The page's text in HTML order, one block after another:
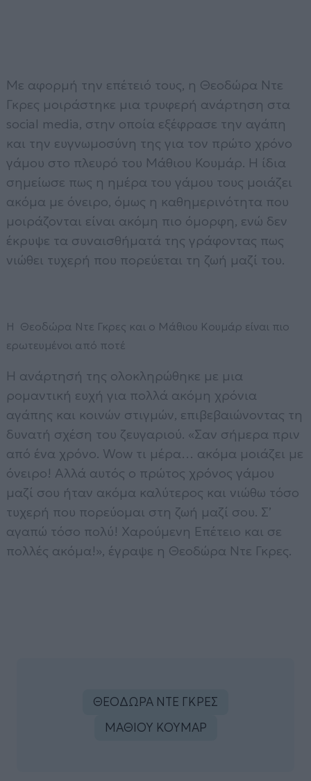
Με αφορμή την επέτειό τους, η Θεοδώρα Ντε
Γκρες μοιράστηκε μια τρυφερή ανάρτηση στα
social media, στην οποία εξέφρασε την αγάπη
και την ευγνωμοσύνη της για τον πρώτο χρόνο
γάμου στο πλευρό του Μάθιου Κουμάρ. Η ίδια
σημείωσε πως η ημέρα του γάμου τους μοιάζει
ακόμα με όνειρο, όμως η καθημερινότητα που
μοιράζονται είναι ακόμη πιο όμορφη, ενώ δεν
έκρυψε τα συναισθήματά της γράφοντας πως
νιώθει τυχερή που πορεύεται τη ζωή μαζί του.
H Θεοδώρα Ντε Γκρες και ο Μάθιου Κουμάρ είναι πιο
ερωτευμένοι από ποτέ
Η ανάρτησή της ολοκληρώθηκε με μια
ρομαντική ευχή για πολλά ακόμη χρόνια
αγάπης και κοινών στιγμών, επιβεβαιώνοντας τη
δυνατή σχέση του ζευγαριού. «Σαν σήμερα πριν
από ένα χρόνο. Wow τι μέρα… ακόμα μοιάζει με
όνειρο! Αλλά αυτός ο πρώτος χρόνος γάμου
μαζί σου ήταν ακόμα καλύτερος και νιώθω τόσο
τυχερή που πορεύομαι στη ζωή μαζί σου. Σ’
αγαπώ τόσο πολύ! Χαρούμενη Επέτειο και σε
πολλές ακόμα!», έγραψε η Θεοδώρα Ντε Γκρες.
ΘΕΟΔΩΡΑ ΝΤΕ ΓΚΡΕΣ
ΜΑΘΙΟΥ ΚΟΥΜΑΡ